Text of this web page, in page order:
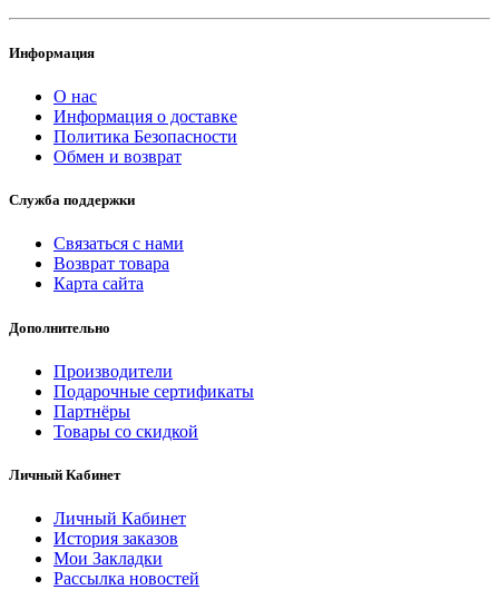
Информация
О нас
Информация о доставке
Политика Безопасности
Обмен и возврат
Служба поддержки
Связаться с нами
Возврат товара
Карта сайта
Дополнительно
Производители
Подарочные сертификаты
Партнёры
Товары со скидкой
Личный Кабинет
Личный Кабинет
История заказов
Мои Закладки
Рассылка новостей